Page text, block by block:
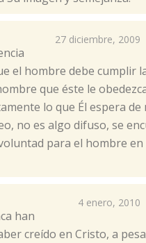
27 diciembre, 2009
el hombre debe cumplir
que éste le
lo que Él espera de
no es algo difuso, se
para el hombre en
4 enero, 2010
han
creído en Cristo, a